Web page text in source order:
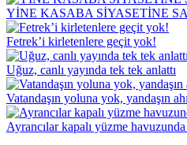
YİNE KASABA SİYASETİNE
Fetrek’i kirletenlere geçit yok!
Uğuz, canlı yayında tek tek anlattı
Vatandaşın yoluna yok, yandaşın
Ayrancılar kapalı yüzme